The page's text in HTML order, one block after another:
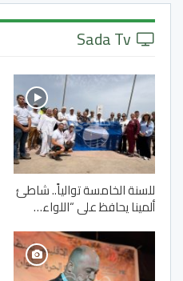
للسنة الخامسة توالياً.. شاطئ
ألمينا يحافظ على “اللواء…